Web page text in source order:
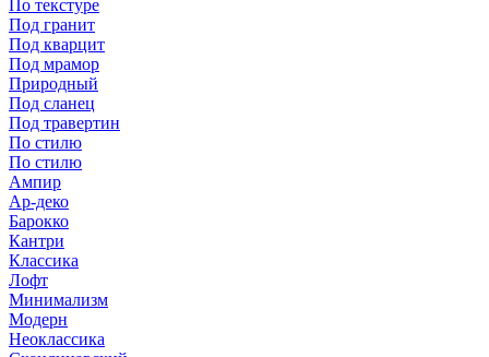
По текстуре
Под гранит
Под кварцит
Под мрамор
Природный
Под сланец
Под травертин
По стилю
По стилю
Ампир
Ар-деко
Барокко
Кантри
Классика
Лофт
Минимализм
Модерн
Неоклассика